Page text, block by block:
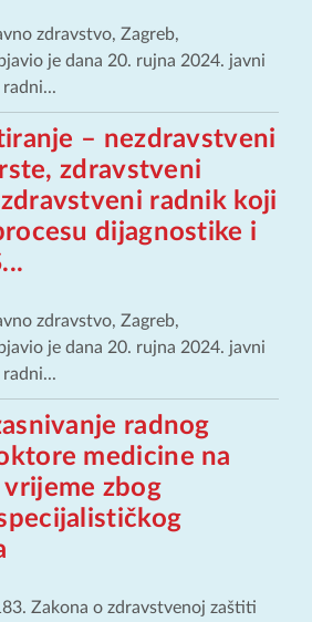
zdravstvo, Zagreb,
je dana 20. rujna 2024. javni
– nezdravstveni
zdravstveni
radnik koji
dijagnostike i
zdravstvo, Zagreb,
je dana 20. rujna 2024. javni
radnog
medicine na
zbog
Zakona o zdravstvenoj zaštiti